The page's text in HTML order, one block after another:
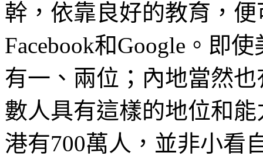
幹，依靠良好的教育，
Facebook和Google。即
有一、兩位；內地當然
數人具有這樣的地位和
港有700萬人，並非小看